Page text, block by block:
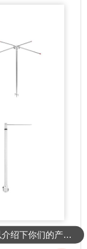
可以介绍下你们的产品么